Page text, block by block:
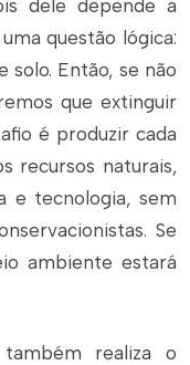
dele depende a
questão lógica:
solo. Então, se não
que extinguir
é produzir cada
recursos naturais,
e tecnologia, sem
Se
ambiente estará
realiza o